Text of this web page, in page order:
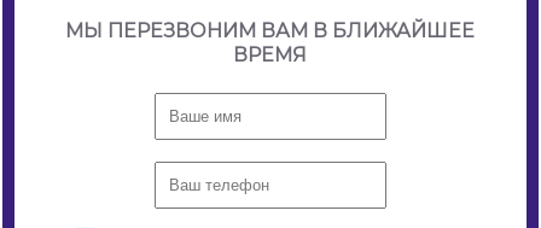
МЫ ПЕРЕЗВОНИМ ВАМ В БЛИЖАЙШЕЕ
ВРЕМЯ